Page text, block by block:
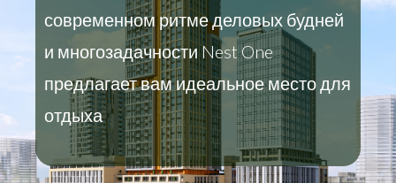
современном ритме деловых будней
и многозадачности Nest One
предлагает вам идеальное место для
отдыха